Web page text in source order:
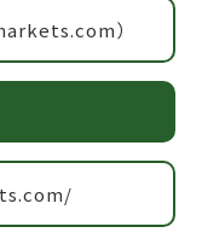
）